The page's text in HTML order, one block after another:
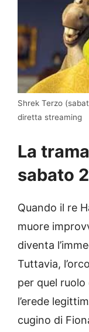
Shrek Terzo
diretta streaming
La
sabato
Quando il re
muore
diventa
Tuttavia,
per quel
l’erede
cugino di